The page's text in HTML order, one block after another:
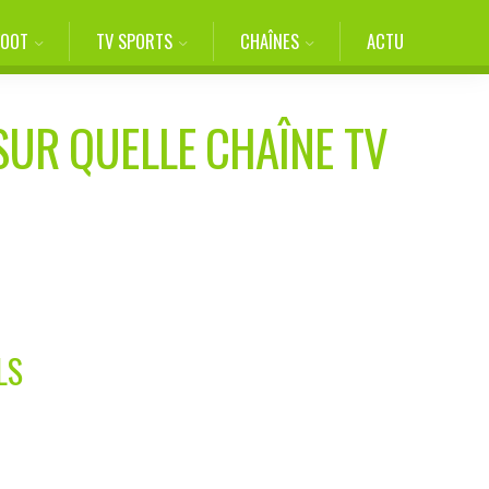
TV SPORTS CHAÎNES ACTU
QUELLE CHAÎNE TV